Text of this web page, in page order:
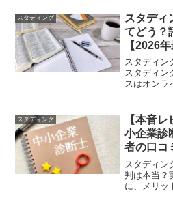
格に直結し
講座「スタ
スタディング
スタディ
てどう？
【2026年
スタディン
スタディン
スはオンラ
主学習や
ます。ま
スタディング
【本音
小企業診
者の口コ
デメリッ
スタディン
判は本当？
に、メリッ